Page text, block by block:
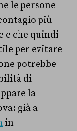
le persone
più
e che quindi
per evitare
potrebbe
di
la
già a
in